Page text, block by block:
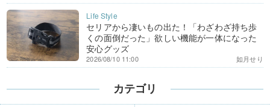
セリアから凄いもの出た！「わざわざ持ち歩
くの面倒だった」欲しい機能が一体になった
安心グッズ
如月せり
2026/08/10 11:00
カテゴリ